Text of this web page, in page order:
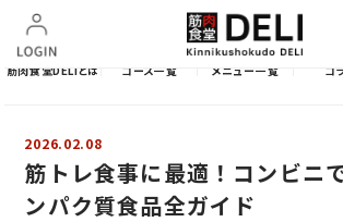
筋肉食堂DELIとは コース一覧 メニュー一覧 コ
2026.02.08
筋トレ食事に最適！コンビニ
ンパク質食品全ガイド